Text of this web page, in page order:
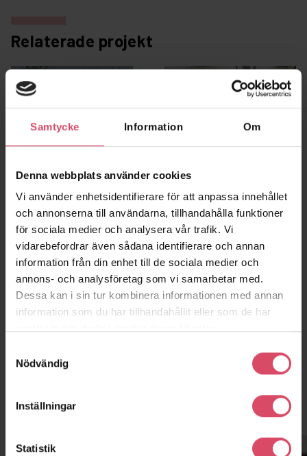
Samtycke Information Om
Denna webbplats använder cookies
Vi använder enhetsidentifierare för att anpassa innehållet
och annonserna till användarna, tillhandahålla funktioner
för sociala medier och analysera vår trafik. Vi
vidarebefordrar även sådana identifierare och annan
information från din enhet till de sociala medier och
annons- och analysföretag som vi samarbetar med.
Dessa kan i sin tur kombinera informationen med annan
information som du har tillhandahållit eller som de har
Nödvändig
Inställningar
Statistik
Relaterade projekt
Österlen, marktegel
Kv Koppången,
marktegel
Stockholm
Kontor och showroom